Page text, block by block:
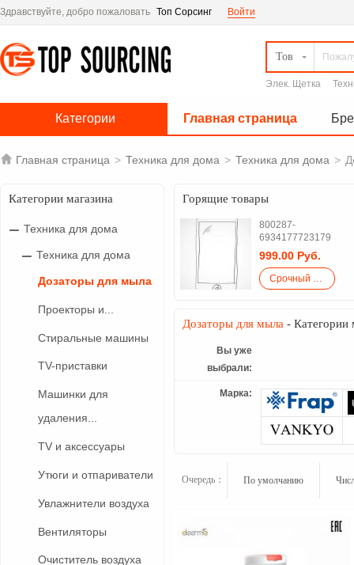
Здравствуйте, добро пожаловать Топ Сорсинг Войти
Тов
Элек. Щетка
Категории Главная страница
 Главная страница > Техника для дома > Техника для дома >
Категории магазина
Техника для дома
Техника для дома
Дозаторы для мыла
Проекторы и...
Стиральные машины
TV-приставки
Машинки для
удаления...
TV и аксессуары
Утюги и отпариватели
Увлажнители воздуха
Вентиляторы
Очиститель воздуха
Горящие товары
800287-
6934177723179
999.00 Руб.
Срочный закупка
Дозаторы для мыла - Категории
Вы уже
выбрали:
Марка:
Очередь： По умолчанию